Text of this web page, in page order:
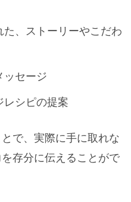
、ストーリーやこだわ
ッセージ
シピの提案
で、実際に手に取れな
存分に伝えることがで